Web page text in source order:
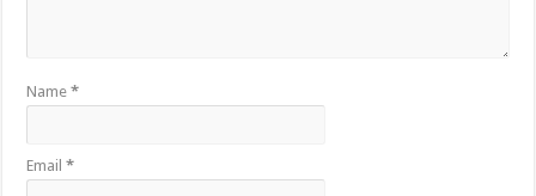
Name*
Email*